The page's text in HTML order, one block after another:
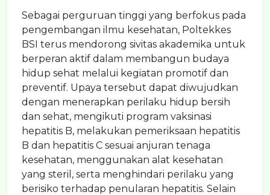
Sebagai perguruan tinggi yang berfokus pada
pengembangan ilmu kesehatan, Poltekkes
BSI terus mendorong sivitas akademika untuk
berperan aktif dalam membangun budaya
hidup sehat melalui kegiatan promotif dan
preventif. Upaya tersebut dapat diwujudkan
dengan menerapkan perilaku hidup bersih
dan sehat, mengikuti program vaksinasi
hepatitis B, melakukan pemeriksaan hepatitis
B dan hepatitis C sesuai anjuran tenaga
kesehatan, menggunakan alat kesehatan
yang steril, serta menghindari perilaku yang
berisiko terhadap penularan hepatitis. Selain